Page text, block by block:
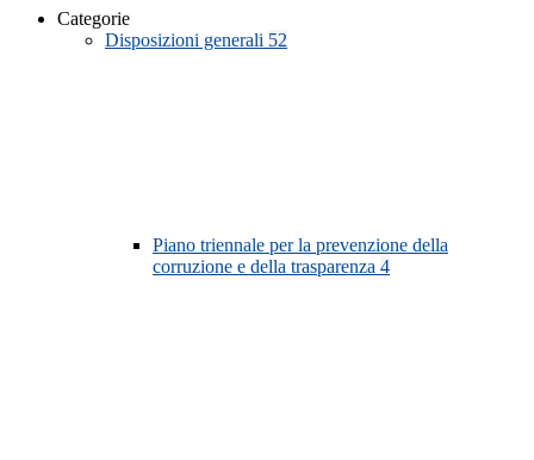
Categorie
Disposizioni generali 52
Piano triennale per la prevenzione della
corruzione e della trasparenza 4